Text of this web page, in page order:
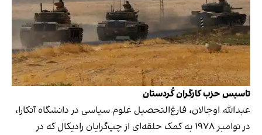
تاسیس حزب کارگران کُردستان
عبدالله اوجالان، فارغ‌التحصیل علوم سیاسی در دانشگاه آنکارا،
در نوامبر ۱۹۷۸ به کمک حلقه‌ای از چپ‌گرایان رادیکال که در